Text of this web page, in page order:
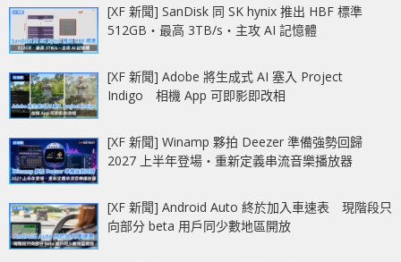
[XF 新聞] SanDisk 同 SK hynix 推出 HBF 標準
512GB‧最高 3TB/s‧主攻 AI 記憶體
[XF 新聞] Adobe 將生成式 AI 塞入 Project
Indigo 相機 App 可即影即改相
[XF 新聞] Winamp 夥拍 Deezer 準備強勢回歸
2027 上半年登場‧重新定義串流音樂播放器
[XF 新聞] Android Auto 終於加入車速表 現階段只
向部分 beta 用戶同少數地區開放